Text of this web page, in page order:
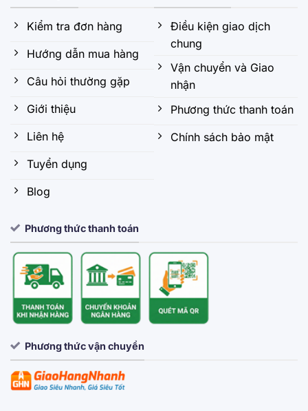
Kiểm tra đơn hàng
Hướng dẫn mua hàng
Câu hỏi thường gặp
Giới thiệu
Liên hệ
Tuyển dụng
Blog
Điều kiện giao dịch
chung
Vận chuyển và Giao
nhận
Phương thức thanh toán
Chính sách bảo mật
Phương thức thanh toán
Phương thức vận chuyển